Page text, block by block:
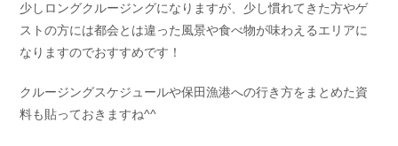
少しロングクルージングになりますが、少し慣れてきた方やゲ
ストの方には都会とは違った風景や食べ物が味わえるエリアに
なりますのでおすすめです！
クルージングスケジュールや保田漁港への行き方をまとめた資
料も貼っておきますね^^